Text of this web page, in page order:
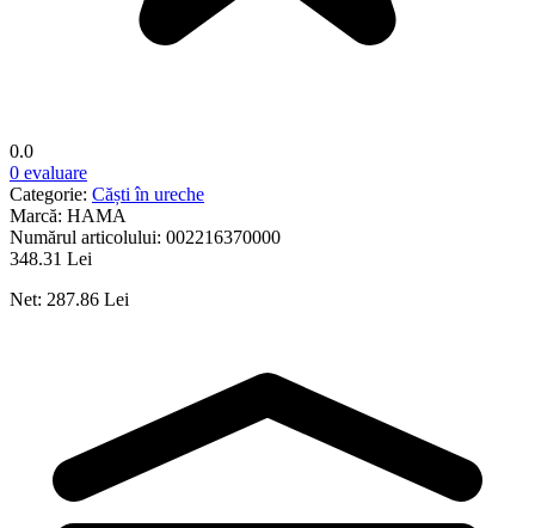
0.0
0 evaluare
Categorie: Căști în ureche
Marcă: HAMA
Numărul articolului: 002216370000
348.31 Lei
Net: 287.86 Lei